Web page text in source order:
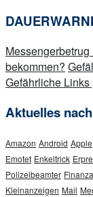
bekommen?
Gefährliche
Aktuelles
Amazon Android Apple
Emotet Enkeltrick
Polizeibeamter
Kleinanzeigen Mail